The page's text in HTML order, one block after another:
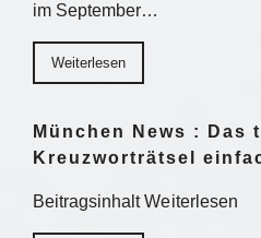
im September…
Weiterlesen
München News : Das
Kreuzworträtsel
Beitragsinhalt Weiterlesen